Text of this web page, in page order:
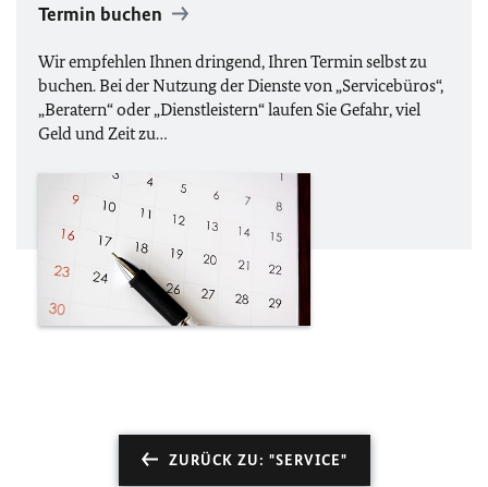
Termin buchen
Wir empfehlen Ihnen dringend, Ihren Termin selbst zu
buchen. Bei der Nutzung der Dienste von „Servicebüros“,
„Beratern“ oder „Dienstleistern“ laufen Sie Gefahr, viel
Geld und Zeit zu…
ZURÜCK ZU: "SERVICE"